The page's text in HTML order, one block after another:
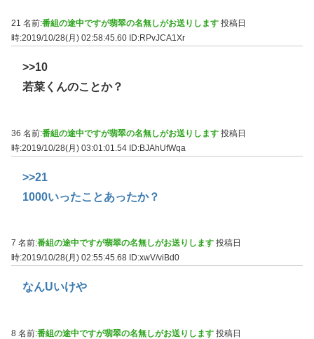
21 名前:番組の途中ですが翡翠の名無しがお送りします 投稿日
時:2019/10/28(月) 02:58:45.60 ID:RPvJCA1Xr
>>10
若菜くんのことか？
36 名前:番組の途中ですが翡翠の名無しがお送りします 投稿日
時:2019/10/28(月) 03:01:01.54 ID:BJAhUfWqa
>>21
1000いったことあったか？
7 名前:番組の途中ですが翡翠の名無しがお送りします 投稿日
時:2019/10/28(月) 02:55:45.68 ID:xwV/viBd0
なんUいけや
8 名前:番組の途中ですが翡翠の名無しがお送りします 投稿日